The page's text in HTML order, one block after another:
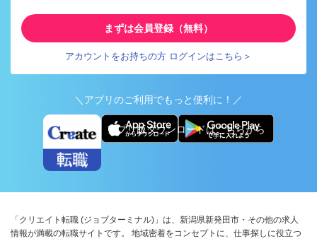
まずは会員登録（無料）
アカウントをお持ちの方 ログインはこちら＞
＼アプリのご利用でもっと便利に！／
アプリ版ダウンロードはこちらから
「クリエイト転職 (ジョブターミナル)」は、新潟県新発田市・その他の求人
情報が満載の転職サイトです。 地域密着をコンセプトに、仕事探しに役立つ